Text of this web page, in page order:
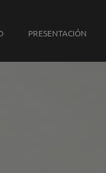
PRESENTACIÓN